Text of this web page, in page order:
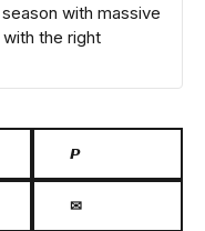
with massive
the right
𝙋
✉